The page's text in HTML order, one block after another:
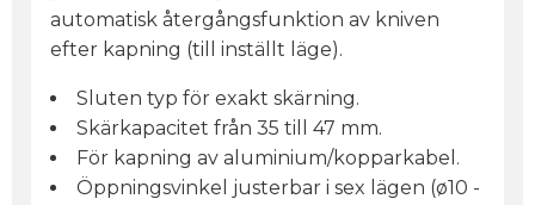
automatisk återgångsfunktion av kniven
efter kapning (till inställt läge).
Sluten typ för exakt skärning.
Skärkapacitet från 35 till 47 mm.
För kapning av aluminium/kopparkabel.
Öppningsvinkel justerbar i sex lägen (ø10 -